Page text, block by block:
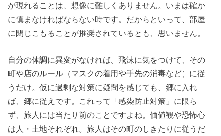
が現れることは、想像に難しくありません。いまは確か
に慎まなければならない時です。だからといって、部屋
に閉じこもることが推奨されているとも、思いません。
自分の体調に異変がなければ、飛沫に気をつけて、その
町や店のルール（マスクの着用や手先の消毒など）に従
うだけ。仮に過剰な対策に疑問を感じても、郷に入れ
ば、郷に従えです。これって「感染防止対策」に限ら
ず、旅人には当たり前のことですよね。価値観や恐怖心
は人・土地それぞれ。旅人はその町のしきたりに従うだ